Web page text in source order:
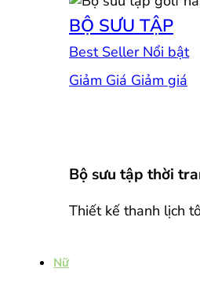
BỘ SƯU TẬP
Best Seller
Giảm Giá
Bộ sưu tập thời
Thiết kế thanh lịch
Nữ